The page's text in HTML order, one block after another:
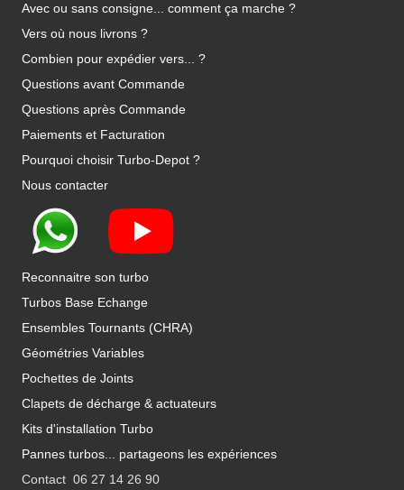
Avec ou sans consigne... comment ça marche ?
Vers où nous livrons ?
Combien pour expédier vers... ?
Questions avant Commande
Questions après Commande
Paiements et Facturation
Pourquoi choisir Turbo-Depot ?
Nous contacter
Reconnaitre son turbo
Turbos Base Echange
Ensembles Tournants (CHRA)
Géométries Variables
Pochettes de Joints
Clapets de décharge & actuateurs
Kits d'installation Turbo
Pannes turbos... partageons les expériences
Contact 06 27 14 26 90